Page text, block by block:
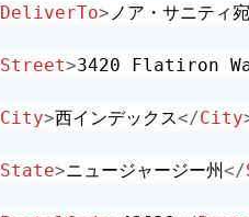
DeliverTo> ノア・サニティ
Street>3420 Flatiron
City>西インデックス</City
State>ニュージャージー州</